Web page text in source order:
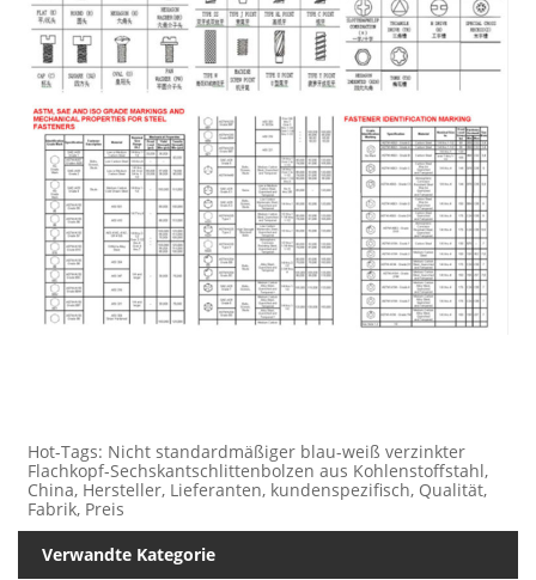
Hot-Tags: Nicht standardmäßiger blau-weiß verzinkter
Flachkopf-Sechskantschlittenbolzen aus Kohlenstoffstahl,
China, Hersteller, Lieferanten, kundenspezifisch, Qualität,
Fabrik, Preis
Verwandte Kategorie